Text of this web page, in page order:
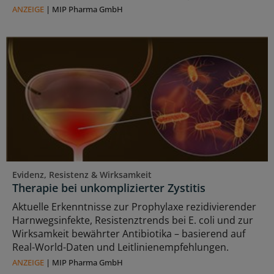
ANZEIGE | MIP Pharma GmbH
Evidenz, Resistenz & Wirksamkeit
Therapie bei unkomplizierter Zystitis
Aktuelle Erkenntnisse zur Prophylaxe rezidivierender
Harnwegsinfekte, Resistenztrends bei E. coli und zur
Wirksamkeit bewährter Antibiotika – basierend auf
Real-World-Daten und Leitlinienempfehlungen.
ANZEIGE | MIP Pharma GmbH